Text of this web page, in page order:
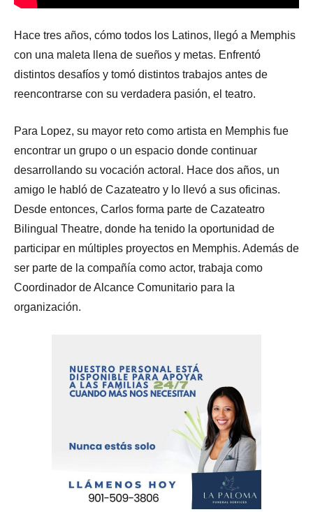
Hace tres años, cómo todos los Latinos, llegó a Memphis
con una maleta llena de sueños y metas. Enfrentó
distintos desafíos y tomó distintos trabajos antes de
reencontrarse con su verdadera pasión, el teatro.
Para Lopez, su mayor reto como artista en Memphis fue
encontrar un grupo o un espacio donde continuar
desarrollando su vocación actoral. Hace dos años, un
amigo le habló de Cazateatro y lo llevó a sus oficinas.
Desde entonces, Carlos forma parte de Cazateatro
Bilingual Theatre, donde ha tenido la oportunidad de
participar en múltiples proyectos en Memphis. Además de
ser parte de la compañía como actor, trabaja como
Coordinador de Alcance Comunitario para la
organización.